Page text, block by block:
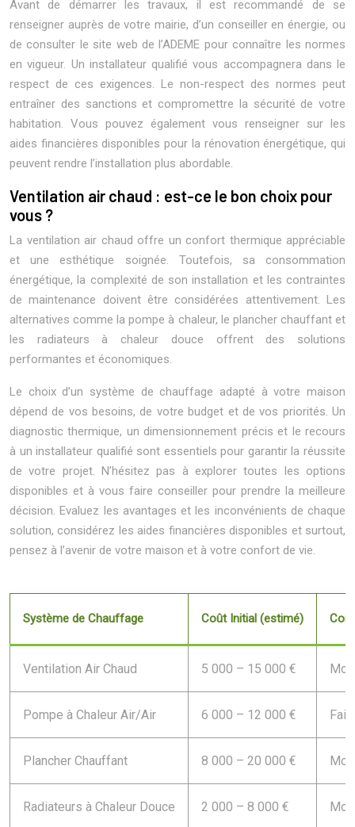
Avant de démarrer les travaux, il est recommandé de se
renseigner auprès de votre mairie, d’un conseiller en énergie, ou
de consulter le site web de l’ADEME pour connaître les normes
en vigueur. Un installateur qualifié vous accompagnera dans le
respect de ces exigences. Le non-respect des normes peut
entraîner des sanctions et compromettre la sécurité de votre
habitation. Vous pouvez également vous renseigner sur les
aides financières disponibles pour la rénovation énergétique, qui
peuvent rendre l’installation plus abordable.
Ventilation air chaud : est-ce le bon choix pour
vous ?
La ventilation air chaud offre un confort thermique appréciable
et une esthétique soignée. Toutefois, sa consommation
énergétique, la complexité de son installation et les contraintes
de maintenance doivent être considérées attentivement. Les
alternatives comme la pompe à chaleur, le plancher chauffant et
les radiateurs à chaleur douce offrent des solutions
performantes et économiques.
Le choix d’un système de chauffage adapté à votre maison
dépend de vos besoins, de votre budget et de vos priorités. Un
diagnostic thermique, un dimensionnement précis et le recours
à un installateur qualifié sont essentiels pour garantir la réussite
de votre projet. N’hésitez pas à explorer toutes les options
disponibles et à vous faire conseiller pour prendre la meilleure
décision. Evaluez les avantages et les inconvénients de chaque
solution, considérez les aides financières disponibles et surtout,
pensez à l’avenir de votre maison et à votre confort de vie.
Système de Chauffage Coût Initial (estimé)
Ventilation Air Chaud 5 000 – 15 000 €
Pompe à Chaleur Air/Air 6 000 – 12 000 €
Plancher Chauffant 8 000 – 20 000 €
Radiateurs à Chaleur Douce 2 000 – 8 000 €